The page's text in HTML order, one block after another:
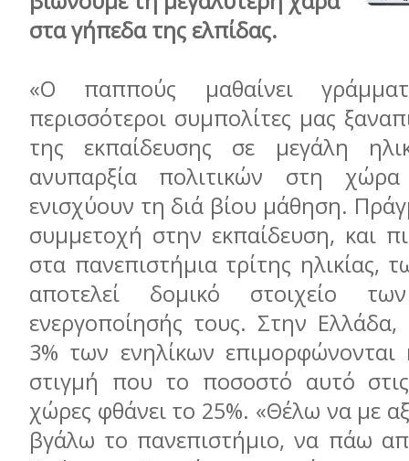
στα γήπεδα της ελπίδας.
«Ο παππούς μαθαίνει
περισσότεροι συμπολίτες μας
της εκπαίδευσης σε μεγάλη
ανυπαρξία πολιτικών στη
ενισχύουν τη διά βίου μάθηση.
συμμετοχή στην εκπαίδευση, και
στα πανεπιστήμια τρίτης ηλικίας,
αποτελεί δομικό στοιχείο
ενεργοποίησής τους. Στην
3% των ενηλίκων
στιγμή που το ποσοστό αυτό στις
χώρες φθάνει το 25%. «Θέλω να με
βγάλω το πανεπιστήμιο, να πάω